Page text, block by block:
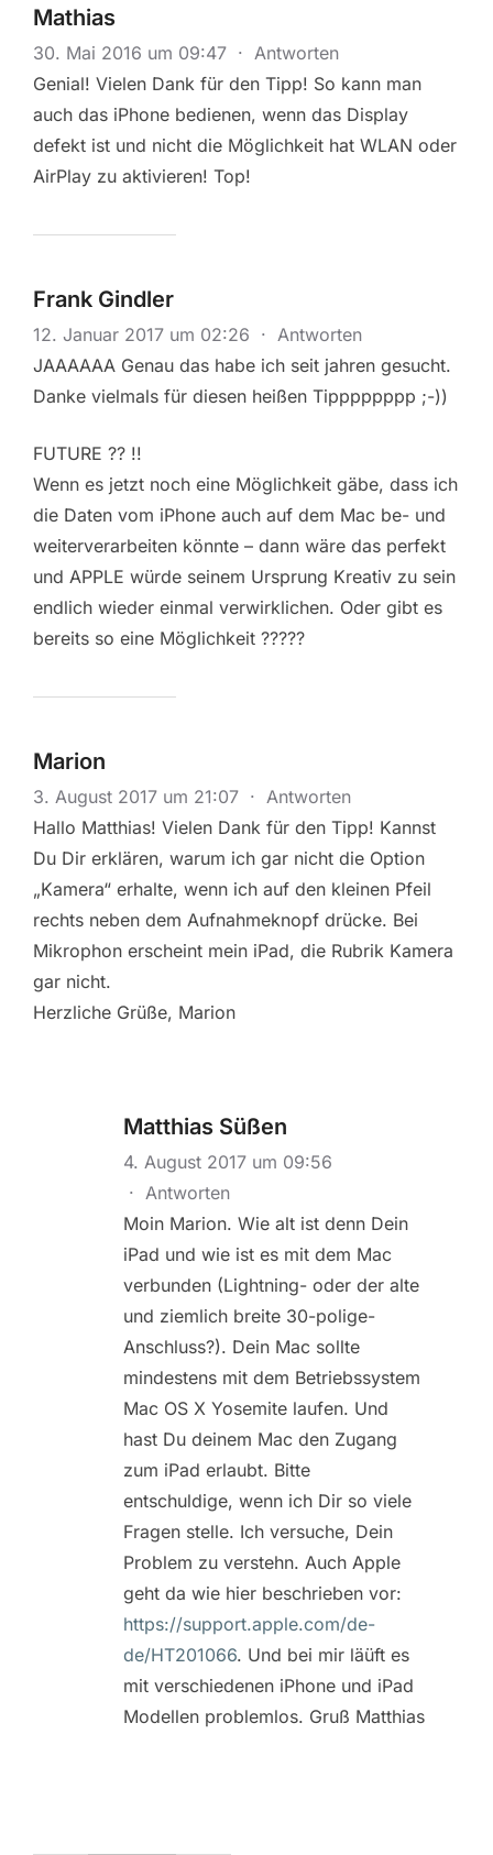
Mathias
30. Mai 2016 um 09:47 · Antworten
Genial! Vielen Dank für den Tipp! So kann man
auch das iPhone bedienen, wenn das Display
defekt ist und nicht die Möglichkeit hat WLAN oder
AirPlay zu aktivieren! Top!
Frank Gindler
12. Januar 2017 um 02:26 · Antworten
JAAAAAA Genau das habe ich seit jahren gesucht.
Danke vielmals für diesen heißen Tipppppppp ;-))
FUTURE ?? !!
Wenn es jetzt noch eine Möglichkeit gäbe, dass ich
die Daten vom iPhone auch auf dem Mac be- und
weiterverarbeiten könnte – dann wäre das perfekt
und APPLE würde seinem Ursprung Kreativ zu sein
endlich wieder einmal verwirklichen. Oder gibt es
bereits so eine Möglichkeit ?????
Marion
3. August 2017 um 21:07 · Antworten
Hallo Matthias! Vielen Dank für den Tipp! Kannst
Du Dir erklären, warum ich gar nicht die Option
„Kamera“ erhalte, wenn ich auf den kleinen Pfeil
rechts neben dem Aufnahmeknopf drücke. Bei
Mikrophon erscheint mein iPad, die Rubrik Kamera
gar nicht.
Herzliche Grüße, Marion
Matthias Süßen
4. August 2017 um 09:56
· Antworten
Moin Marion. Wie alt ist denn Dein
iPad und wie ist es mit dem Mac
verbunden (Lightning- oder der alte
und ziemlich breite 30-polige-
Anschluss?). Dein Mac sollte
mindestens mit dem Betriebssystem
Mac OS X Yosemite laufen. Und
hast Du deinem Mac den Zugang
zum iPad erlaubt. Bitte
entschuldige, wenn ich Dir so viele
Fragen stelle. Ich versuche, Dein
Problem zu verstehn. Auch Apple
geht da wie hier beschrieben vor:
https://support.apple.com/de-
de/HT201066. Und bei mir läüft es
mit verschiedenen iPhone und iPad
Modellen problemlos. Gruß Matthias